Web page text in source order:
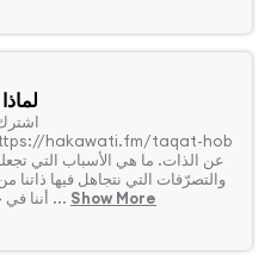
عن الذات. ما هي الأسباب التي
والتصرّفات التي نتجاهل فيها
أننا في حالة هجر ورفض يومي لأنفسنا؟ كيف ... Show More